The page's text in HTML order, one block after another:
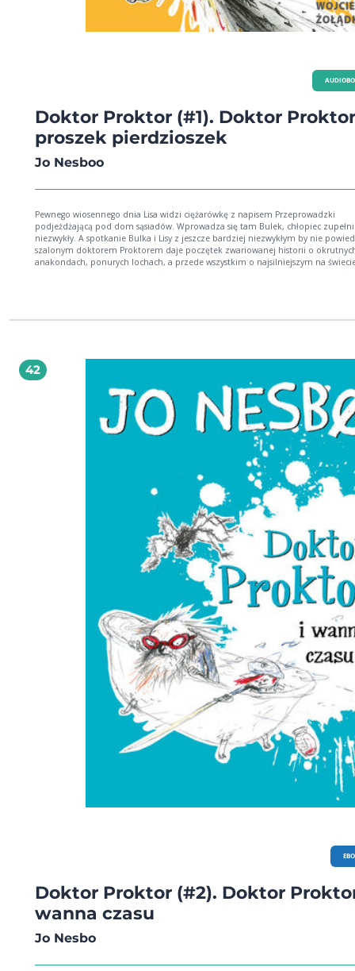
Doktor Proktor (#1). Doktor
proszek pierdzioszek
Jo Nesboo
Pewnego wiosennego dnia Lisa widzi ciężarówkę z napisem Przeprowadzki
podjeżdżającą pod dom sąsiadów. Wprowadza się tam Bulek, chłopiec zupełnie
niezwykły. A spotkanie Bulka i Lisy z jeszcze bardziej niezwykłym by nie powiedzieć
szalonym doktorem Proktorem daje poczętek zwariowanej historii o okrutnych
anakondach, ponurych lochach, a przede wszystkim o najsilniejszym na świecie
42
Doktor Proktor (#2). Doktor
wanna czasu
Jo Nesbo